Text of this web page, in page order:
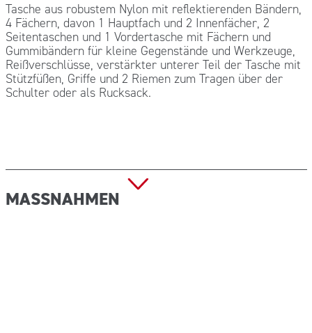
Tasche aus robustem Nylon mit reflektierenden Bändern,
4 Fächern, davon 1 Hauptfach und 2 Innenfächer, 2
Seitentaschen und 1 Vordertasche mit Fächern und
Gummibändern für kleine Gegenstände und Werkzeuge,
Reißverschlüsse, verstärkter unterer Teil der Tasche mit
Stützfüßen, Griffe und 2 Riemen zum Tragen über der
Schulter oder als Rucksack.
MASSNAHMEN